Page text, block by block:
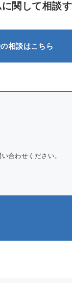
関して相談
相談はこちら
合わせください。